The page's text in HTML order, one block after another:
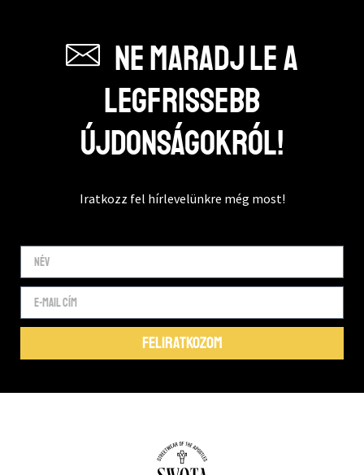
Ne maradj le a
legfrissebb
újdonságokról!
Iratkozz fel hírlevelünkre még most!
FELIRATKOZOM